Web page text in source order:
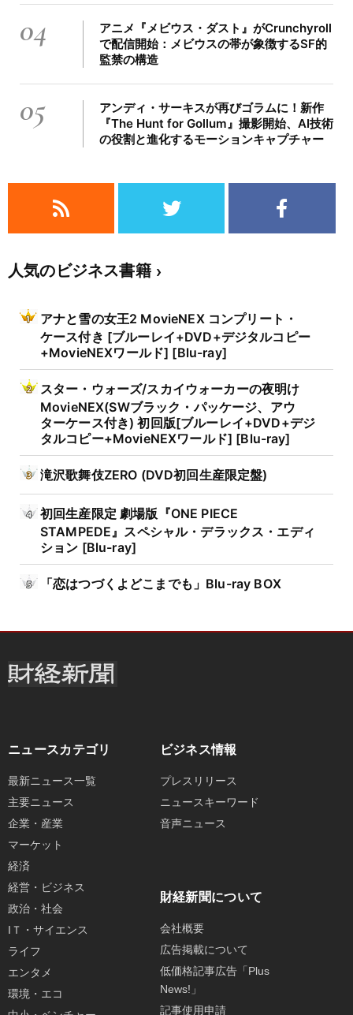
04
アニメ『メビウス・ダスト』がCrunchyroll
で配信開始：メビウスの帯が象徴するSF的
監禁の構造
05
アンディ・サーキスが再びゴラムに！新作
『The Hunt for Gollum』撮影開始、AI技術
の役割と進化するモーションキャプチャー
人気のビジネス書籍
アナと雪の女王2 MovieNEX コンプリート・
ケース付き [ブルーレイ+DVD+デジタルコピー
+MovieNEXワールド] [Blu-ray]
スター・ウォーズ/スカイウォーカーの夜明け
MovieNEX(SWブラック・パッケージ、アウ
ターケース付き) 初回版[ブルーレイ+DVD+デジ
タルコピー+MovieNEXワールド] [Blu-ray]
滝沢歌舞伎ZERO (DVD初回生産限定盤)
初回生産限定 劇場版『ONE PIECE
STAMPEDE』スペシャル・デラックス・エディ
ション [Blu-ray]
「恋はつづくよどこまでも」Blu-ray BOX
ニュースカテゴリ
最新ニュース一覧
主要ニュース
企業・産業
マーケット
経済
経営・ビジネス
政治・社会
IＴ・サイエンス
ライフ
エンタメ
環境・エコ
ビジネス情報
プレスリリース
ニュースキーワード
音声ニュース
財経新聞について
会社概要
広告掲載について
低価格記事広告「Plus
News!」
記事使用申請